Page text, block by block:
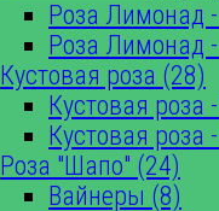
Роза Лимонад
Роза Лимонад
Кустовая роза (28)
Кустовая роза
Кустовая роза
Роза "Шапо" (24)
Вайнеры (8)